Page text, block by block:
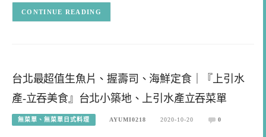
CONTINUE READING
台北最超值生魚片、握壽司、海鮮定食｜『上引水
產-立吞美食』台北小築地、上引水產立吞菜單
無菜單、無菜單日式料理 AYUMI0218 2020-10-20 0